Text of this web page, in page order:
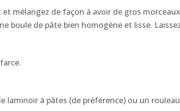
mélangez de façon à avoir de gros
boule de pâte bien homogène et lisse.
laminoir à pâtes (de préférence) ou un